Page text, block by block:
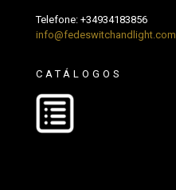
Telefone: +34934183856
info@fedeswitchandlight.com
CATÁLOGOS